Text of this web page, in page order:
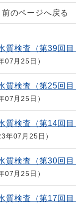
前のページへ戻る
質検査（第39回
07月25日
質検査（第25回
07月25日
質検査（第14回目
年07月25日
質検査（第30回
07月25日
質検査（第17回目